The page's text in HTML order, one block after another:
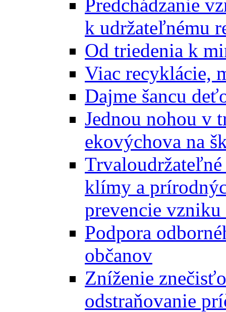
Predchádzanie
k udržateľnému
Od triedenia k
Viac recyklácie,
Dajme šancu
Jednou nohou v
ekovýchova na
klímy a
prevencie vzniku
Podpora
občanov
Zníženie
odstraňovanie